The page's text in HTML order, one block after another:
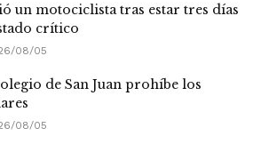
un motociclista tras estar tres días
crítico
08/05
de San Juan prohíbe los
08/05